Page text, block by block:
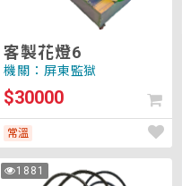
客製花燈6
機關：屏東監獄
$30000
常溫
1881
次
山